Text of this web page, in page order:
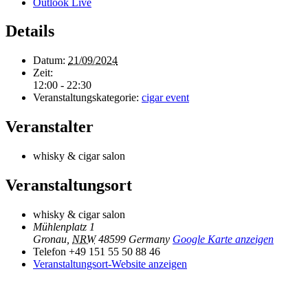
Details
Datum: 21/09/2024
Zeit:
12:00 - 22:30
Veranstaltungskategorie: cigar event
Veranstalter
whisky & cigar salon
Veranstaltungsort
whisky & cigar salon
Mühlenplatz 1
Gronau NRW 48599 Germany Google Karte anzeigen
Telefon +49 151 55 50 88 46
Veranstaltungsort-Website anzeigen